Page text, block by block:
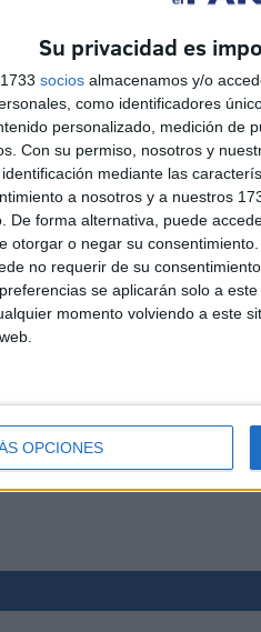
Su privacidad es
socios almacenamos y/o
como identificadores
personalizado, medición de
Con su permiso, nosotros y
mediante las
a nosotros y a nuestros
De forma alternativa, puede
otorgar o negar su consentimiento.
no requerir de su
se aplicarán solo a
momento volviendo a este
OPCIONES
de menores a factores
sobre la responsabilidad
con la filosofía del
ha lamentado.
de menores surge de vez
y en su gran mayoría, se ha
o la realidad social en